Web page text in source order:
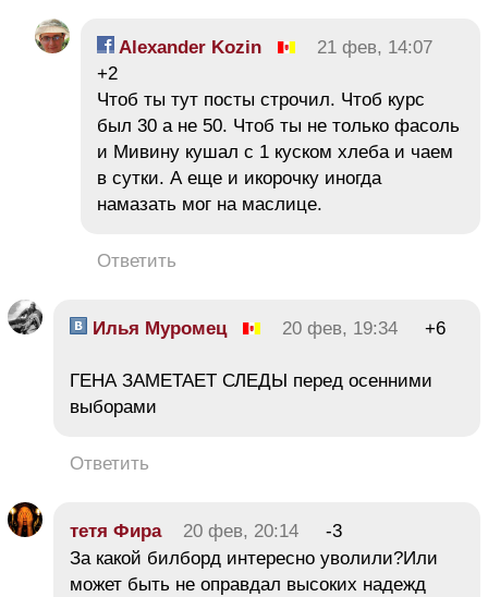
Alexander Kozin
21 фев, 14:07
+2
Чтоб ты тут посты строчил. Чтоб курс
был 30 а не 50. Чтоб ты не только фасоль
и Мивину кушал с 1 куском хлеба и чаем
в сутки. А еще и икорочку иногда
намазать мог на маслице.
Ответить
Илья Муромец 20 фев, 19:34 +6
ГЕНА ЗАМЕТАЕТ СЛЕДЫ перед осенними
выборами
Ответить
тетя Фира 20 фев, 20:14
-3
За какой билборд интересно уволили?Или
может быть не оправдал высоких надежд